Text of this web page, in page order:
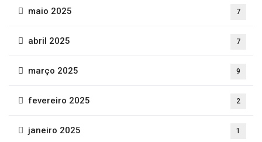
maio 2025 7
abril 2025 7
março 2025 9
fevereiro 2025 2
janeiro 2025 1